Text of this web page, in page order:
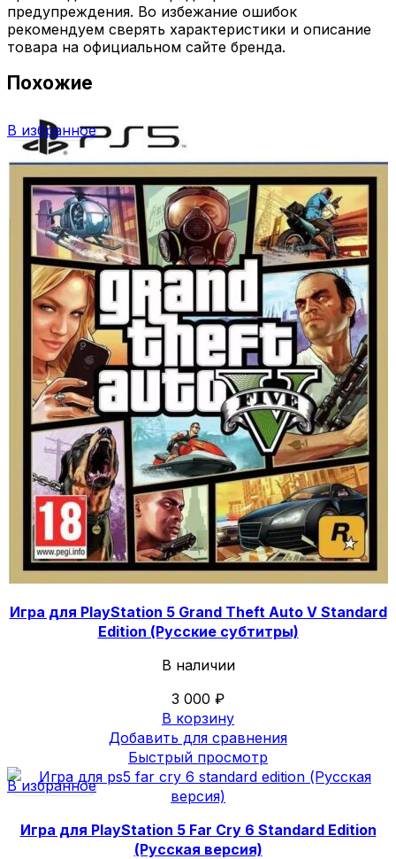
предупреждения. Во избежание ошибок
рекомендуем сверять характеристики и описание
товара на официальном сайте бренда.
Похожие
В избранное
Игра для PlayStation 5 Grand Theft Auto V Standard
Edition (Русские субтитры)
В наличии
3 000 ₽
В корзину
Добавить для сравнения
Быстрый просмотр
В избранное
Игра для PlayStation 5 Far Cry 6 Standard Edition
(Русская версия)